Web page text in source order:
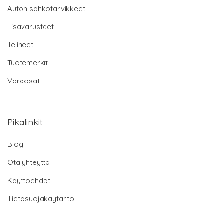
Auton sähkötarvikkeet
Lisävarusteet
Telineet
Tuotemerkit
Varaosat
Pikalinkit
Blogi
Ota yhteyttä
Käyttöehdot
Tietosuojakäytäntö